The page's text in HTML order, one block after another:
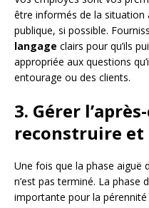
être informés de la situation
publique, si possible.
langage clairs pour qu’ils
appropriée aux questions
entourage ou des clients.
3. Gérer
reconstruire et
Une fois que la phase aiguë
n’est pas terminé. La phase
importante pour la